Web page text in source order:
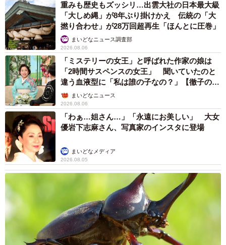
重みも歴史もズッシリ…出雲大社の日本最大級
「大しめ縄」が8年ぶり掛けかえ 伝統の「大
撚り合わせ」が28万回超再生「ほんとに圧巻」
まいどなニュース調査部
2026.08.06
「ミステリーの女王」と呼ばれた作家の娘は
「2時間サスペンスの女王」 聞いていたのと
違う血液型に「私は誰の子なの？」【徹子の部
屋】まいどなニュース
2026.08.06
「わぁ…姐さん…」「永遠にお美しい」 大女
優岩下志麻さん、写真家のインスタに登場
まいどなメディア
2026.08.05